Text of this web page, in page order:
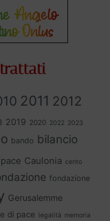
2011 2012
2019 2020 2022 2023
bando bilancio
Caulonia cento
fondazione
Gerusalemme
di pace legalità memoria